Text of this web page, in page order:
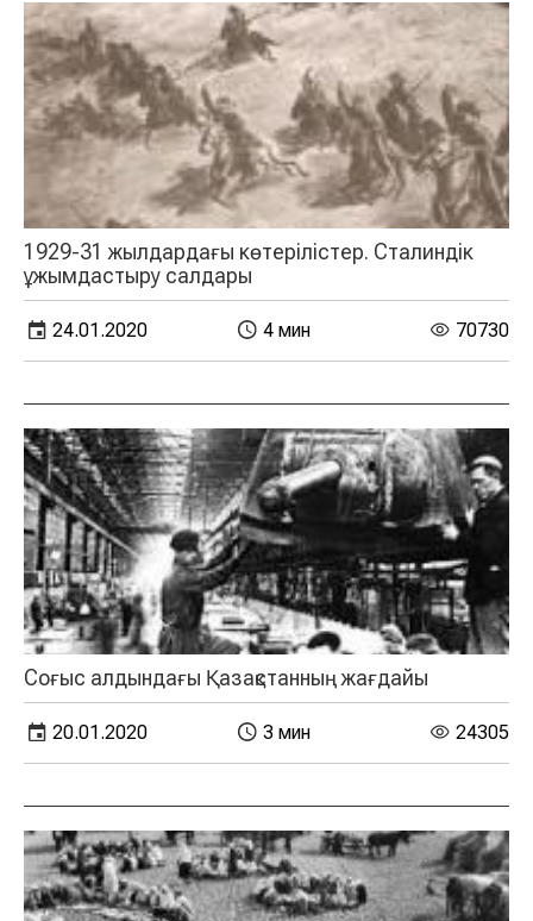
1929-31 жылдардағы көтерілістер. Сталиндік
ұжымдастыру салдары
24.01.2020 4 мин 70730
Соғыс алдындағы Қазақстанның жағдайы
20.01.2020 3 мин 24305